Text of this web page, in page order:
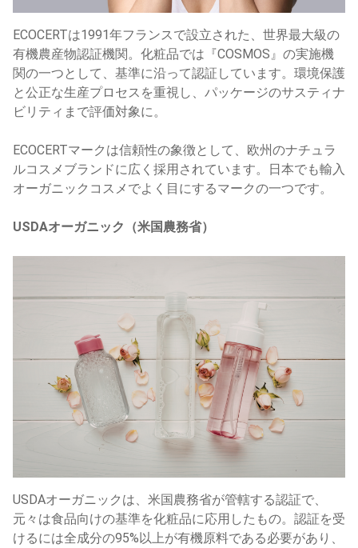
ECOCERTは1991年フランスで設立された、世界最大級の
有機農産物認証機関。化粧品では『COSMOS』の実施機
関の一つとして、基準に沿って認証しています。環境保護
と公正な生産プロセスを重視し、パッケージのサスティナ
ビリティまで評価対象に。
ECOCERTマークは信頼性の象徴として、欧州のナチュラ
ルコスメブランドに広く採用されています。日本でも輸入
オーガニックコスメでよく目にするマークの一つです。
USDAオーガニック（米国農務省）
USDAオーガニックは、米国農務省が管轄する認証で、
元々は食品向けの基準を化粧品に応用したもの。認証を受
けるには全成分の95%以上が有機原料である必要があり、